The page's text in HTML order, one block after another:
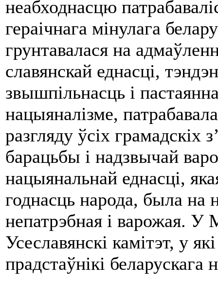
неабходнасцю
гераічнага мінулага
грунтавалася на
славянскай еднасці,
звышпільнасць і
нацыяналізме,
разгляду ўсіх грамадскіх
барацьбы і надзвычай
нацыянальнай еднасці,
годнасць народа, была на
непатрэбная і варожая. У
Усеславянскі камітэт, у
прадстаўнікі беларускага